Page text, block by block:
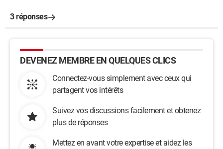
3 réponses
DEVENEZ MEMBRE EN QUELQUES CLICS
Connectez-vous simplement avec ceux qui
partagent vos intérêts
Suivez vos discussions facilement et obtenez
plus de réponses
Mettez en avant votre expertise et aidez les